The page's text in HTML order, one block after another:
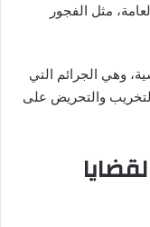
مثل الفجور
وهي الجرائم التي
والتحريض على